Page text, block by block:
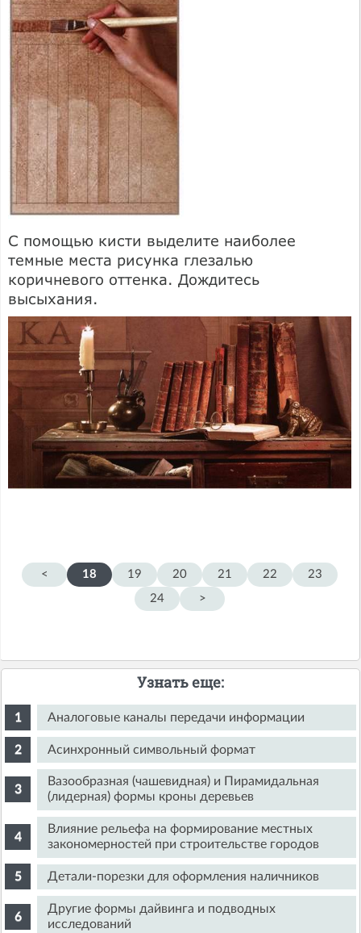
С помощью кисти выделите наиболее
темные места рисунка глезалью
коричневого оттенка. Дождитесь
высыхания.
< 18 19 20 21 22
23
24
>
Узнать еще:
Аналоговые каналы передачи информации
Асинхронный символьный формат
Вазообразная (чашевидная) и Пирамидальная
(лидерная) формы кроны деревьев
Влияние рельефа на формирование местных
закономерностей при строительстве городов
Детали-порезки для оформления наличников
Другие формы дайвинга и подводных
исследований